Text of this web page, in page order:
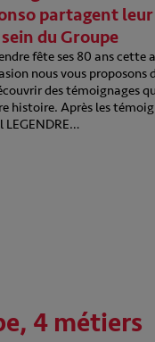
partagent
du Groupe
fête ses 80 ans cette
nous vous proposons
des témoignages
histoire. Après les
LEGENDRE…
4 métiers